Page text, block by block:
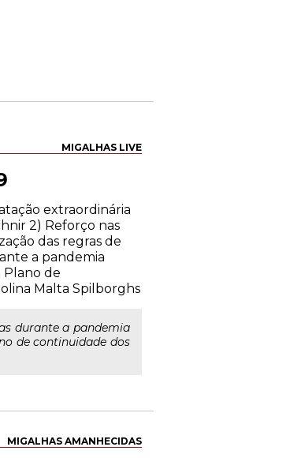
MIGALHAS LIVE
extraordinária
2) Reforço nas
das regras de
a pandemia
Plano de
Malta Spilborghs
durante a pandemia
de continuidade dos
MIGALHAS AMANHECIDAS